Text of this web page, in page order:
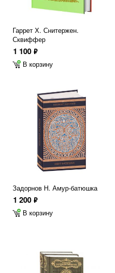
Гаррет Х. Снитержен.
Сквиффер
1 100 ф
В корзину
Задорнов Н. Амур-батюшка
1 200 ф
В корзину